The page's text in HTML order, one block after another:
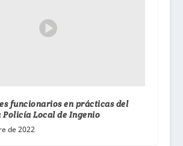
funcionarios en prácticas del
Policía Local de Ingenio
de 2022